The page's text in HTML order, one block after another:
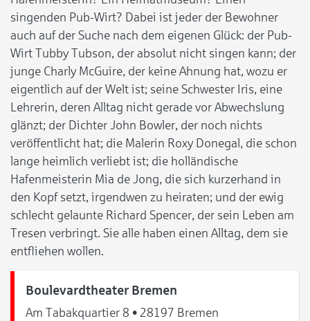
singenden Pub-Wirt? Dabei ist jeder der Bewohner
auch auf der Suche nach dem eigenen Glück: der Pub-
Wirt Tubby Tubson, der absolut nicht singen kann; der
junge Charly McGuire, der keine Ahnung hat, wozu er
eigentlich auf der Welt ist; seine Schwester Iris, eine
Lehrerin, deren Alltag nicht gerade vor Abwechslung
glänzt; der Dichter John Bowler, der noch nichts
veröffentlicht hat; die Malerin Roxy Donegal, die schon
lange heimlich verliebt ist; die holländische
Hafenmeisterin Mia de Jong, die sich kurzerhand in
den Kopf setzt, irgendwen zu heiraten; und der ewig
schlecht gelaunte Richard Spencer, der sein Leben am
Tresen verbringt. Sie alle haben einen Alltag, dem sie
entfliehen wollen.
Boulevardtheater Bremen
Am Tabakquartier 8 • 28197 Bremen